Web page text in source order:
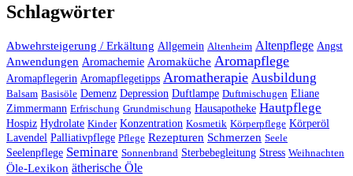
Schlagwörter
Abwehrsteigerung / Erkältung Allgemein Altenheim Altenpflege Angst
Anwendungen Aromachemie Aromaküche Aromapflege
Aromapflegerin Aromapflegetipps Aromatherapie Ausbildung
Balsam Basisöle Demenz Depression Duftlampe Duftmischugen Eliane
Zimmermann Erfrischung Grundmischung Hausapotheke Hautpflege
Hospiz Hydrolate Kinder Konzentration Kosmetik Körperpflege Körperöl
Lavendel Palliativpflege Pflege Rezepturen Schmerzen Seele
Seelenpflege Seminare Sonnenbrand Sterbebegleitung Stress Weihnachten
Öle-Lexikon ätherische Öle